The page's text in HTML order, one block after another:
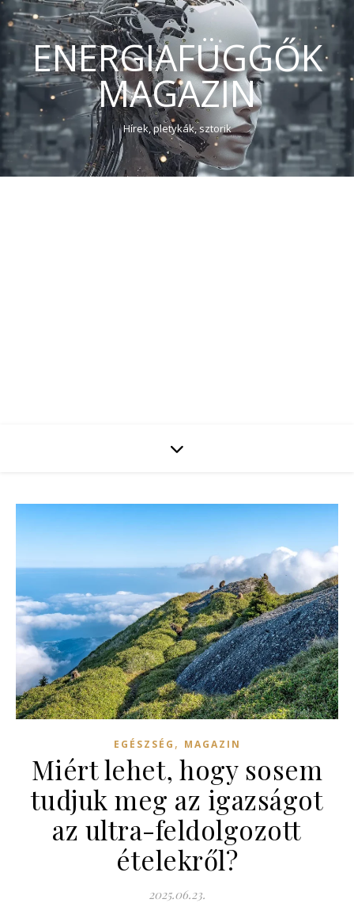
ENERGIAFÜGGŐK
MAGAZIN
Hírek, pletykák, sztorik
EGÉSZSÉG , MAGAZIN
Miért lehet, hogy sosem
tudjuk meg az igazságot
az ultra-feldolgozott
ételekről?
2025.06.23.